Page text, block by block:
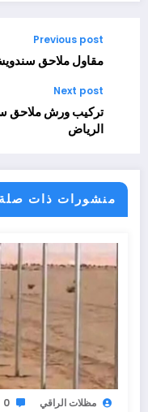
Previous post
مقاول ملاحق
Next post
تركيب ورش ملاحق
الرياض
منشورات ذات صلة
مظلات الراقي 0